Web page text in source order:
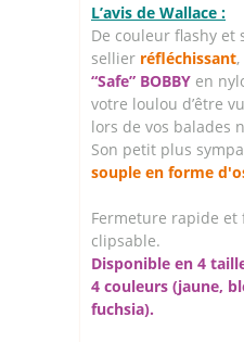
L’avis de Wallace :
De couleur flashy
sellier réfléchissant
“Safe” BOBBY en
votre loulou d’être
lors de vos balades
Son petit plus
souple en forme
Fermeture rapide et
clipsable.
Disponible en 4
4 couleurs (jaune,
fuchsia).